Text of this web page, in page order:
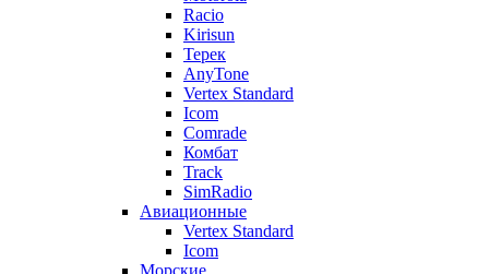
Racio
Kirisun
Терек
AnyTone
Vertex Standard
Icom
Comrade
Комбат
Track
SimRadio
Авиационные
Vertex Standard
Icom
Морские